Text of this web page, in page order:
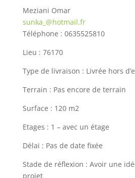
Meziani Omar
sunka_@hotmail.fr
Téléphone : 0635525810
Lieu : 76170
Type de livraison : Livrée hors
Terrain : Pas encore de terrain
Surface : 120 m2
Etages : 1 – avec un étage
Délai : Pas de date fixée
Stade de réflexion : Avoir une
projet